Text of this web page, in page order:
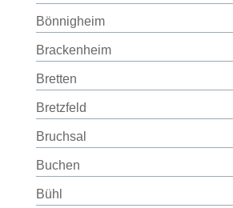
Bönnigheim
Brackenheim
Bretten
Bretzfeld
Bruchsal
Buchen
Bühl